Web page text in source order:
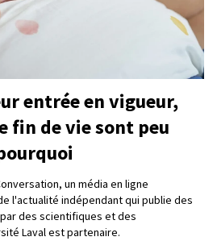
entrée en vigueur,
fin de vie sont peu
un média en ligne
l'actualité indépendant qui publie des
des scientifiques et des
Laval est partenaire.